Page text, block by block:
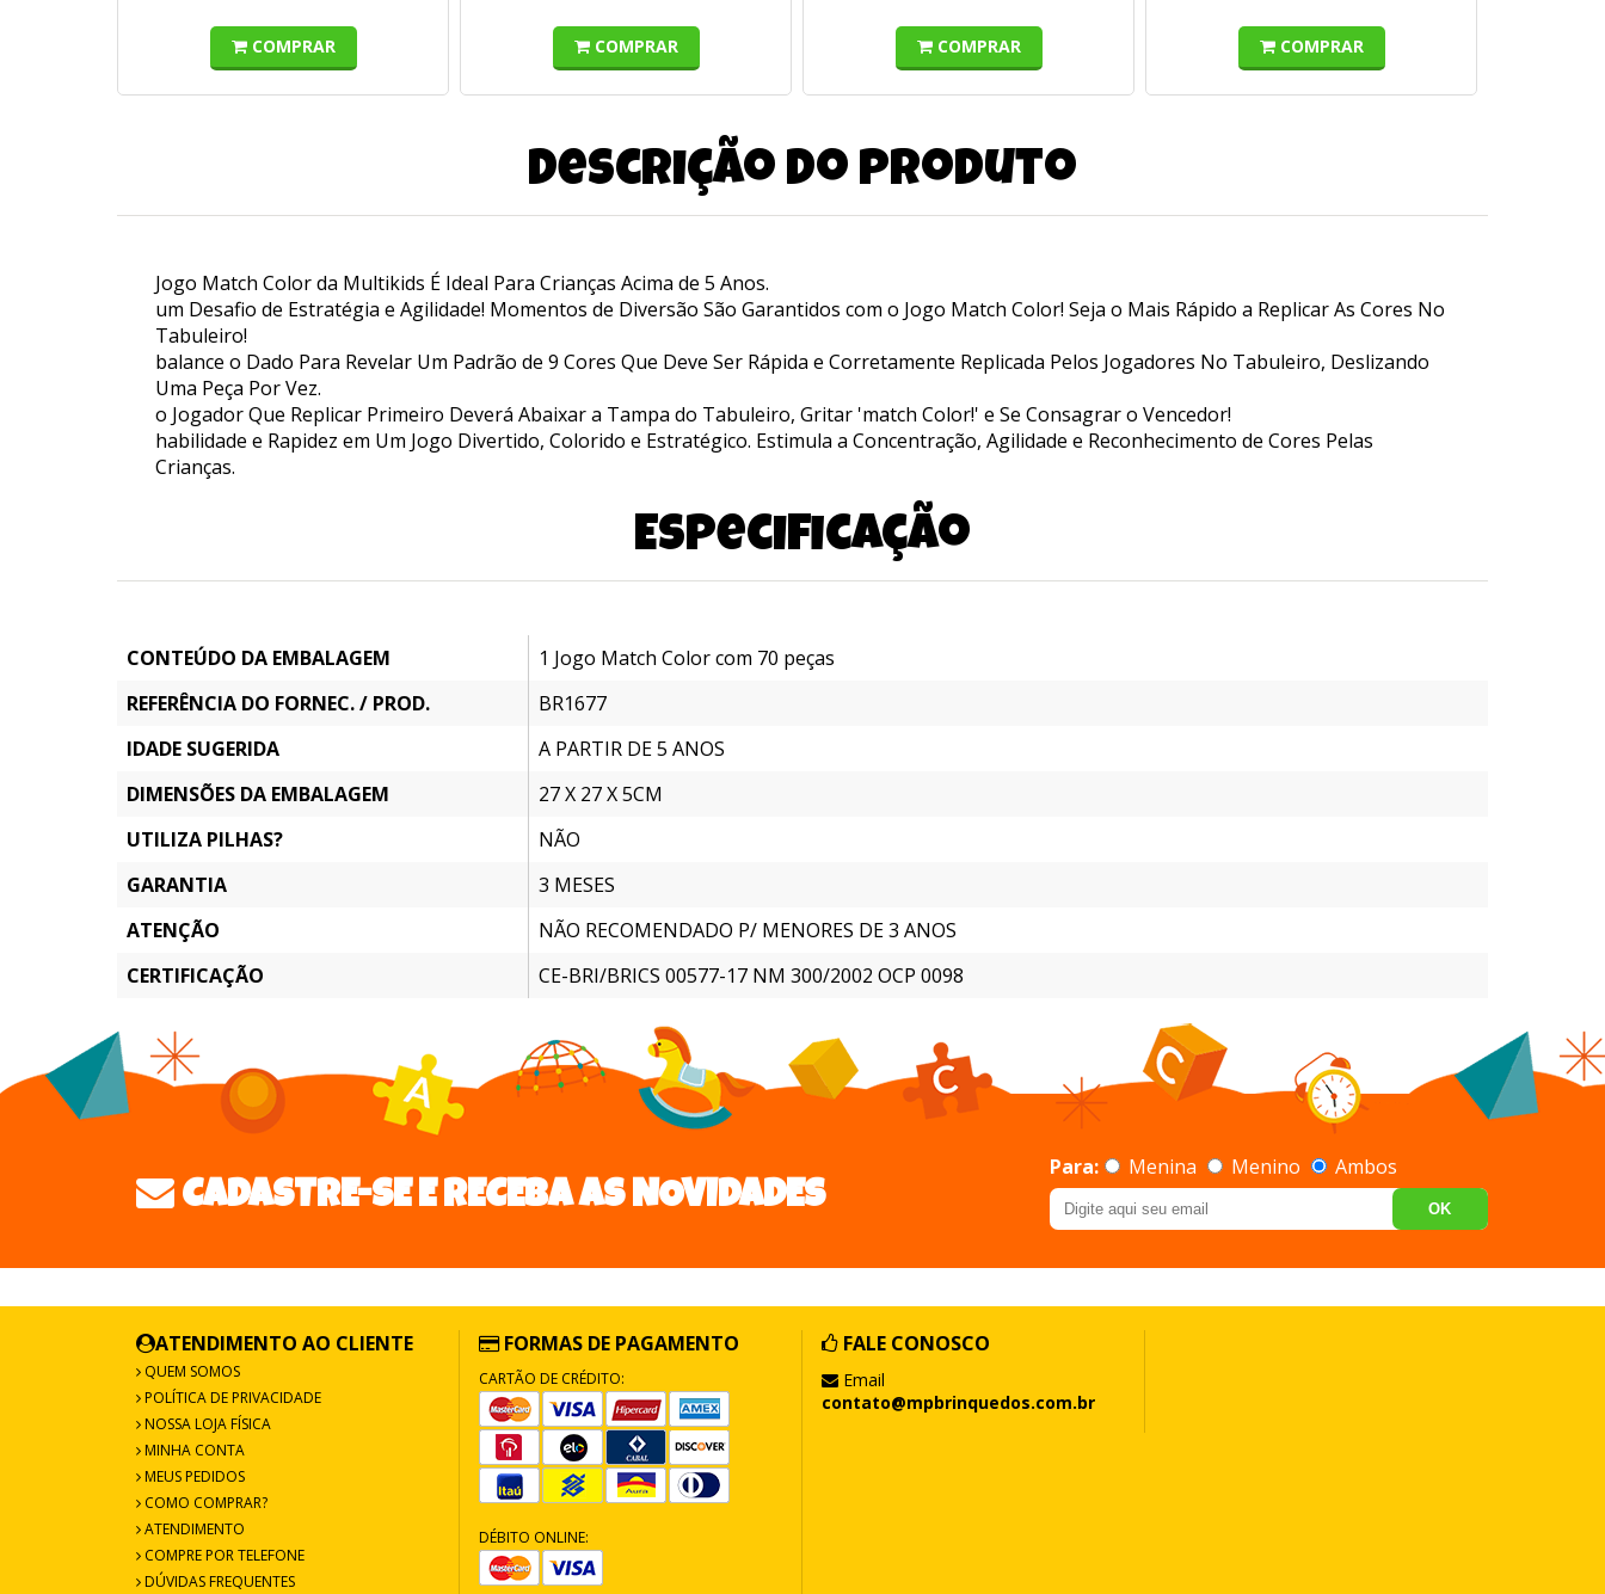
COMPRAR COMPRAR COMPRAR COMPRAR
Descrição do produto
Jogo Match Color da Multikids É Ideal Para Crianças Acima de 5 Anos.
um Desafio de Estratégia e Agilidade! Momentos de Diversão São Garantidos com o Jogo Match Color! Seja o Mais Rápido a Replicar As Cores No
Tabuleiro!
balance o Dado Para Revelar Um Padrão de 9 Cores Que Deve Ser Rápida e Corretamente Replicada Pelos Jogadores No Tabuleiro, Deslizando
Uma Peça Por Vez.
o Jogador Que Replicar Primeiro Deverá Abaixar a Tampa do Tabuleiro, Gritar 'match Color!' e Se Consagrar o Vencedor!
habilidade e Rapidez em Um Jogo Divertido, Colorido e Estratégico. Estimula a Concentração, Agilidade e Reconhecimento de Cores Pelas
Crianças.
Especificação
CONTEÚDO DA EMBALAGEM
1 Jogo Match Color com 70 peças
REFERÊNCIA DO FORNEC. / PROD.
BR1677
IDADE SUGERIDA
A PARTIR DE 5 ANOS
DIMENSÕES DA EMBALAGEM
27 X 27 X 5CM
UTILIZA PILHAS?
NÃO
GARANTIA
3 MESES
ATENÇÃO
NÃO RECOMENDADO P/ MENORES DE 3 ANOS
CERTIFICAÇÃO
CE-BRI/BRICS 00577-17 NM 300/2002 OCP 0098
CADASTRE-SE E RECEBA AS NOVIDADES
Para: Menina Menino Ambos
OK
ATENDIMENTO AO CLIENTE
QUEM SOMOS
POLÍTICA DE PRIVACIDADE
NOSSA LOJA FÍSICA
MINHA CONTA
MEUS PEDIDOS
COMO COMPRAR?
ATENDIMENTO
COMPRE POR TELEFONE
DÚVIDAS FREQUENTES
FORMAS DE PAGAMENTO
CARTÃO DE CRÉDITO:
DÉBITO ONLINE:
FALE CONOSCO
Email
contato@mpbrinquedos.com.br